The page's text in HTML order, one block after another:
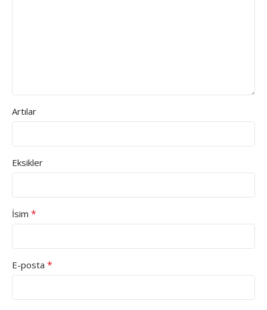
Artılar
Eksikler
İsim *
E-posta *